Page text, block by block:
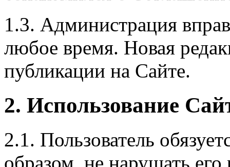
1.3. Администрация
любое время. Новая
публикации на Сайте.
2. Использование
2.1. Пользователь
образом, не нарушать